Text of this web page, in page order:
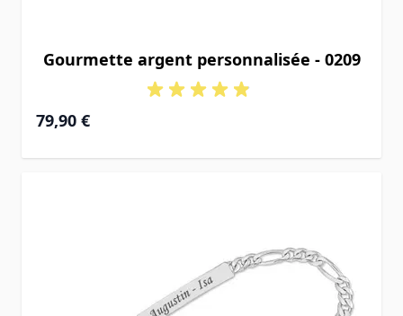
Gourmette argent personnalisée - 0209
À partir de
79,90 €